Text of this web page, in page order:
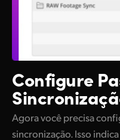
Configure
Agora você precisa
sincronização. Isso